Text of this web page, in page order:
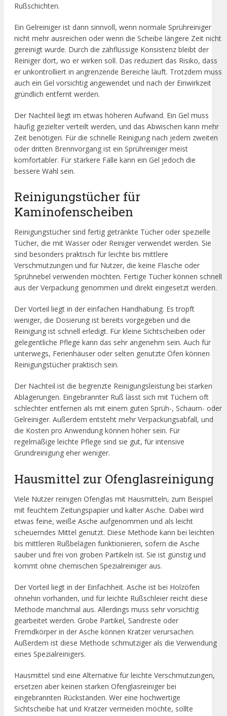
Rußschichten.
Ein Gelreiniger ist dann sinnvoll, wenn normale Sprühreiniger
nicht mehr ausreichen oder wenn die Scheibe längere Zeit nicht
gereinigt wurde. Durch die zähflüssige Konsistenz bleibt der
Reiniger dort, wo er wirken soll. Das reduziert das Risiko, dass
er unkontrolliert in angrenzende Bereiche läuft. Trotzdem muss
auch ein Gel vorsichtig angewendet und nach der Einwirkzeit
gründlich entfernt werden.
Der Nachteil liegt im etwas höheren Aufwand. Ein Gel muss
häufig gezielter verteilt werden, und das Abwischen kann mehr
Zeit benötigen. Für die schnelle Reinigung nach jedem zweiten
oder dritten Brennvorgang ist ein Sprühreiniger meist
komfortabler. Für stärkere Fälle kann ein Gel jedoch die
bessere Wahl sein.
Reinigungstücher für
Kaminofenscheiben
Reinigungstücher sind fertig getränkte Tücher oder spezielle
Tücher, die mit Wasser oder Reiniger verwendet werden. Sie
sind besonders praktisch für leichte bis mittlere
Verschmutzungen und für Nutzer, die keine Flasche oder
Sprühnebel verwenden möchten. Fertige Tücher können schnell
aus der Verpackung genommen und direkt eingesetzt werden.
Der Vorteil liegt in der einfachen Handhabung. Es tropft
weniger, die Dosierung ist bereits vorgegeben und die
Reinigung ist schnell erledigt. Für kleine Sichtscheiben oder
gelegentliche Pflege kann das sehr angenehm sein. Auch für
unterwegs, Ferienhäuser oder selten genutzte Öfen können
Reinigungstücher praktisch sein.
Der Nachteil ist die begrenzte Reinigungsleistung bei starken
Ablagerungen. Eingebrannter Ruß lässt sich mit Tüchern oft
schlechter entfernen als mit einem guten Sprüh-, Schaum- oder
Gelreiniger. Außerdem entsteht mehr Verpackungsabfall, und
die Kosten pro Anwendung können höher sein. Für
regelmäßige leichte Pflege sind sie gut, für intensive
Grundreinigung eher weniger.
Hausmittel zur Ofenglasreinigung
Viele Nutzer reinigen Ofenglas mit Hausmitteln, zum Beispiel
mit feuchtem Zeitungspapier und kalter Asche. Dabei wird
etwas feine, weiße Asche aufgenommen und als leicht
scheuerndes Mittel genutzt. Diese Methode kann bei leichten
bis mittleren Rußbelägen funktionieren, sofern die Asche
sauber und frei von groben Partikeln ist. Sie ist günstig und
kommt ohne chemischen Spezialreiniger aus.
Der Vorteil liegt in der Einfachheit. Asche ist bei Holzöfen
ohnehin vorhanden, und für leichte Rußschleier reicht diese
Methode manchmal aus. Allerdings muss sehr vorsichtig
gearbeitet werden. Grobe Partikel, Sandreste oder
Fremdkörper in der Asche können Kratzer verursachen.
Außerdem ist diese Methode schmutziger als die Verwendung
eines Spezialreinigers.
Hausmittel sind eine Alternative für leichte Verschmutzungen,
ersetzen aber keinen starken Ofenglasreiniger bei
eingebrannten Rückständen. Wer eine hochwertige
Sichtscheibe hat und Kratzer vermeiden möchte, sollte